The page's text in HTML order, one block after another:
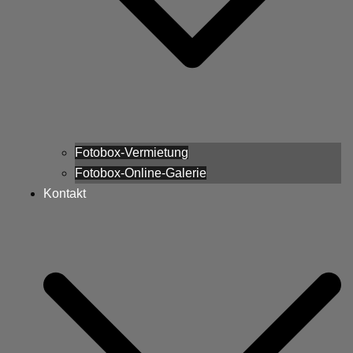
Fotobox-Vermietung
Fotobox-Online-Galerie
Kontakt